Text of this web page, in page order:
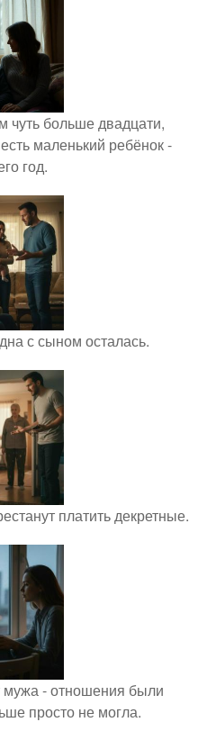
больше двадцати,
маленький ребёнок -
год.
с сыном осталась.
платить декретные.
мужа - отношения были
просто не могла.